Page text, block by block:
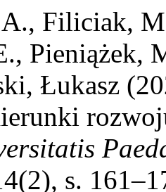
Filiciak,
Pieniążek,
Łukasz
s.